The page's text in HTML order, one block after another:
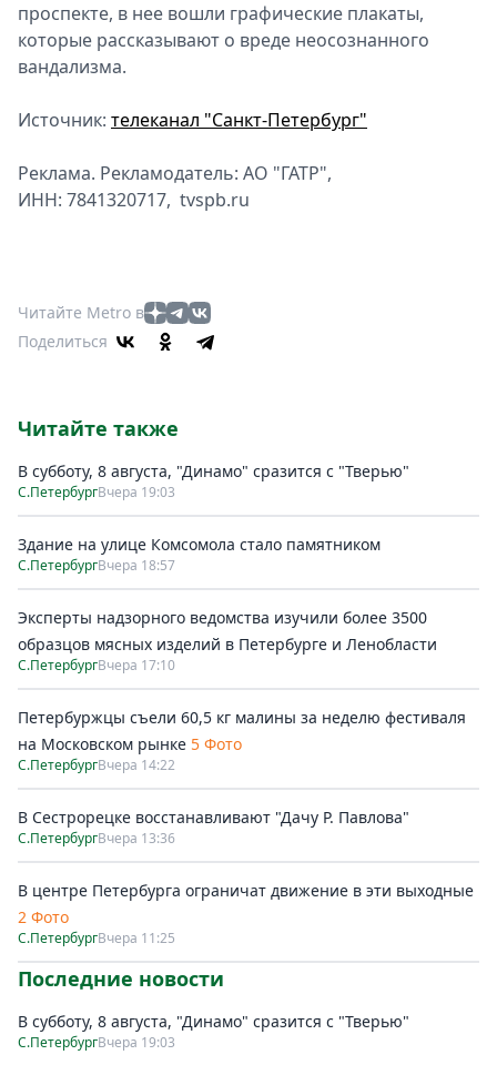
проспекте, в нее вошли графические плакаты,
которые рассказывают о вреде неосознанного
вандализма.
Источник: телеканал "Санкт-Петербург"
Реклама. Рекламодатель: АО "ГАТР",
ИНН: 7841320717, tvspb.ru
Читайте Metro в
Поделиться
Читайте также
В субботу, 8 августа, "Динамо" сразится с "Тверью"
С.ПетербургВчера 19:03
Здание на улице Комсомола стало памятником
С.ПетербургВчера 18:57
Эксперты надзорного ведомства изучили более 3500
образцов мясных изделий в Петербурге и Ленобласти
С.ПетербургВчера 17:10
Петербуржцы съели 60,5 кг малины за неделю фестиваля
на Московском рынке 5 Фото
С.ПетербургВчера 14:22
В Сестрорецке восстанавливают "Дачу Р. Павлова"
С.ПетербургВчера 13:36
В центре Петербурга ограничат движение в эти выходные
2 Фото
С.ПетербургВчера 11:25
Последние новости
В субботу, 8 августа, "Динамо" сразится с "Тверью"
С.ПетербургВчера 19:03